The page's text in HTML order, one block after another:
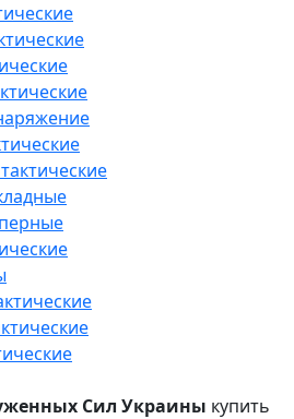
Сил Украины купить